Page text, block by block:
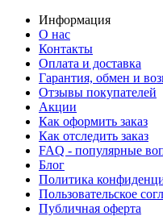
Информация
О нас
Контакты
Оплата и доставка
Гарантия, обмен и
Отзывы покупателей
Акции
Как оформить заказ
Как отследить заказ
FAQ - популярные
Блог
Политика
Пользовательское
Публичная оферта